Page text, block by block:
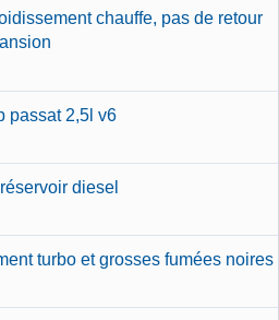
chauffe, pas de retour
passat 2,5l v6
diesel
turbo et grosses fumées noires